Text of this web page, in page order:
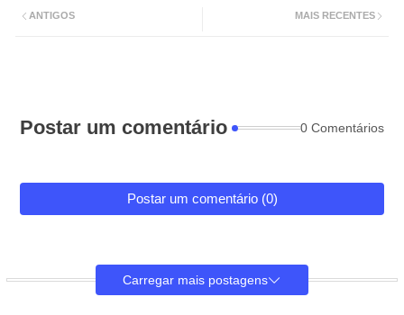
MAIS RECENTES
ANTIGOS
Postar um comentário 0 Comentários
Postar um comentário (0)
Carregar mais postagens